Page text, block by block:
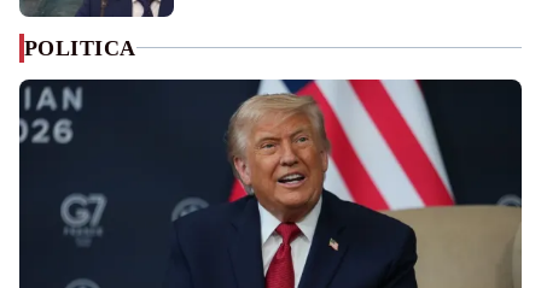
POLITICA